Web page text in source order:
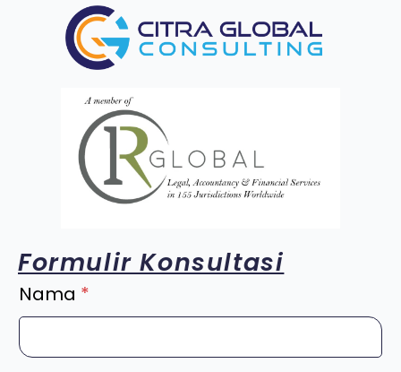
Formulir Konsultasi
Nama *